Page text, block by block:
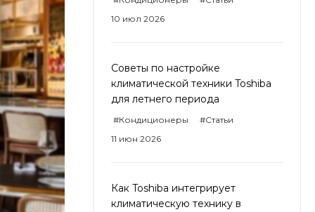
10 июл 2026
Советы по настройке
климатической техники Toshiba
для летнего периода
#Кондиционеры
#Статьи
11 июн 2026
Как Toshiba интегрирует
климатическую технику в